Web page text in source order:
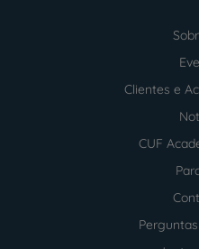
Clientes e
CUF